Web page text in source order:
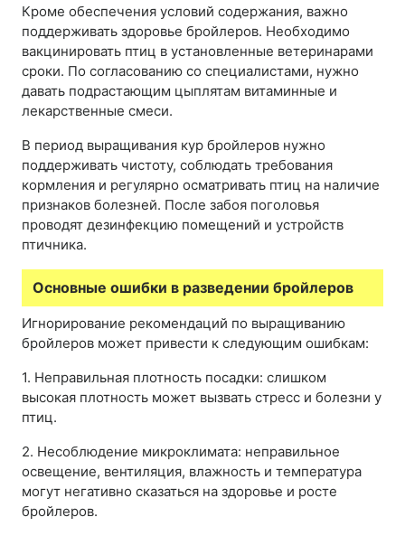
Кроме обеспечения условий содержания, важно
поддерживать здоровье бройлеров. Необходимо
вакцинировать птиц в установленные ветеринарами
сроки. По согласованию со специалистами, нужно
давать подрастающим цыплятам витаминные и
лекарственные смеси.
В период выращивания кур бройлеров нужно
поддерживать чистоту, соблюдать требования
кормления и регулярно осматривать птиц на наличие
признаков болезней. После забоя поголовья
проводят дезинфекцию помещений и устройств
птичника.
Основные ошибки в разведении бройлеров
Игнорирование рекомендаций по выращиванию
бройлеров может привести к следующим ошибкам:
1. Неправильная плотность посадки: слишком
высокая плотность может вызвать стресс и болезни у
птиц.
2. Несоблюдение микроклимата: неправильное
освещение, вентиляция, влажность и температура
могут негативно сказаться на здоровье и росте
бройлеров.